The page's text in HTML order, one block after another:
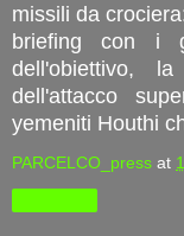
missili da
briefing con i
dell'obiettivo,
dell'attacco
yemeniti Houthi
PARCELCO_press at